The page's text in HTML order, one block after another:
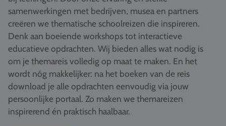
Referenties
Vacatures
Contact
076 522 30 57
samenwerkingen met bedrijven, musea en partners
creëren we thematische schoolreizen die inspireren.
Denk aan boeiende workshops tot interactieve
educatieve opdrachten. Wij bieden alles wat nodig is
om je themareis volledig op maat te maken. En het
wordt nóg makkelijker: na het boeken van de reis
download je alle opdrachten eenvoudig via jouw
persoonlijke portaal. Zo maken we themareizen
inspirerend én praktisch haalbaar.